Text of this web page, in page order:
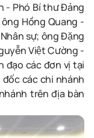
- Phó Bí thư Đảng
Hồng Quang -
sự; ông Đặng
Việt Cường -
đạo các đơn vị tại
đốc các chi nhánh
trên địa bàn